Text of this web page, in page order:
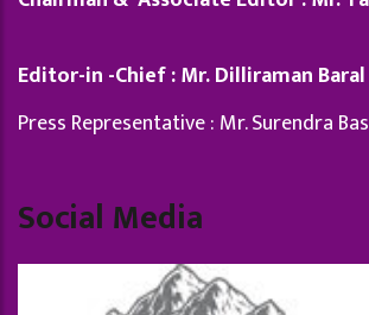
Editor-in -Chief : Mr. Dilliraman Baral
Press Representative : Mr. Surendra
Social Media